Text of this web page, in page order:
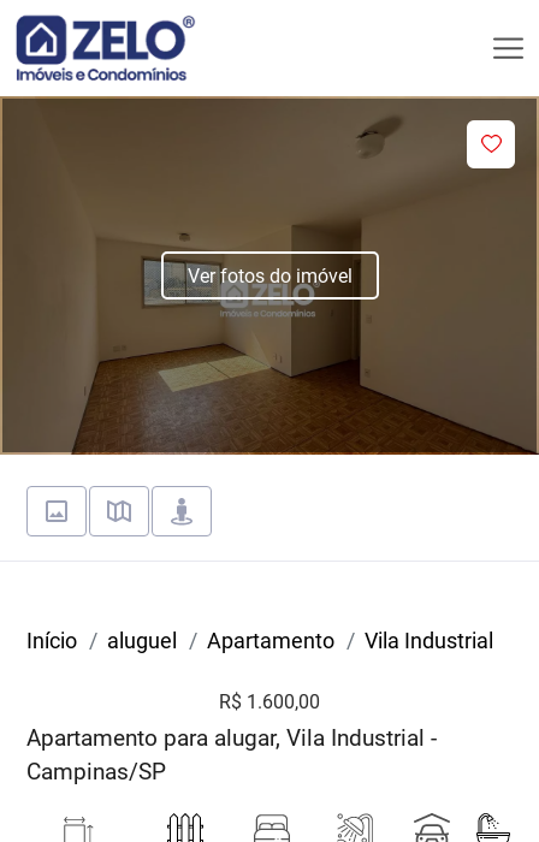
Ver fotos do imóvel
Início aluguel Apartamento Vila Industrial
R$ 1.600,00
Apartamento para alugar, Vila Industrial -
Campinas/SP